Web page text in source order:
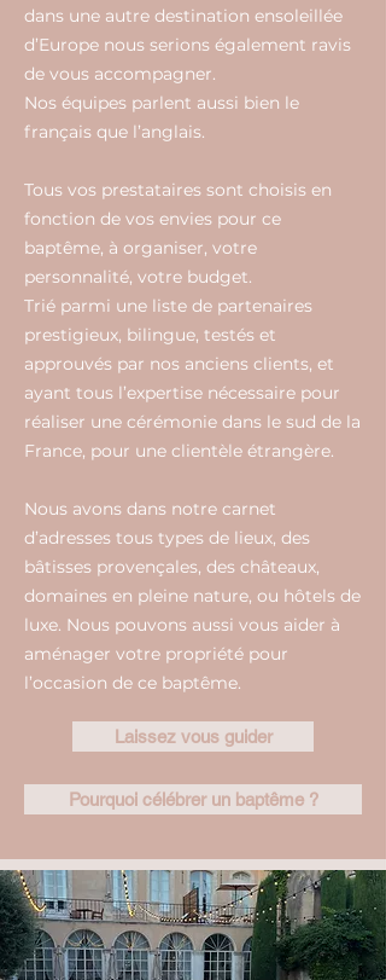
dans une autre destination ensoleillée
d’Europe nous serions également ravis
de vous accompagner.
Nos équipes parlent aussi bien le
français que l’anglais.
Tous vos prestataires sont choisis en
fonction de vos envies pour ce
baptême, à organiser, votre
personnalité, votre budget.
Trié parmi une liste de partenaires
prestigieux, bilingue, testés et
approuvés par nos anciens clients, et
ayant tous l’expertise nécessaire pour
réaliser une cérémonie dans le sud de la
France, pour une clientèle étrangère.
Nous avons dans notre carnet
d’adresses tous types de lieux, des
bâtisses provençales, des châteaux,
domaines en pleine nature, ou hôtels de
luxe. Nous pouvons aussi vous aider à
aménager votre propriété pour
l’occasion de ce baptême.
Laissez vous guider
Pourquoi célébrer un baptême ?